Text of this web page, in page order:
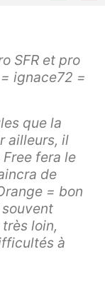
SFR et pro
ignace72 =
que la
ailleurs, il
fera le
de
= bon
souvent
loin,
à